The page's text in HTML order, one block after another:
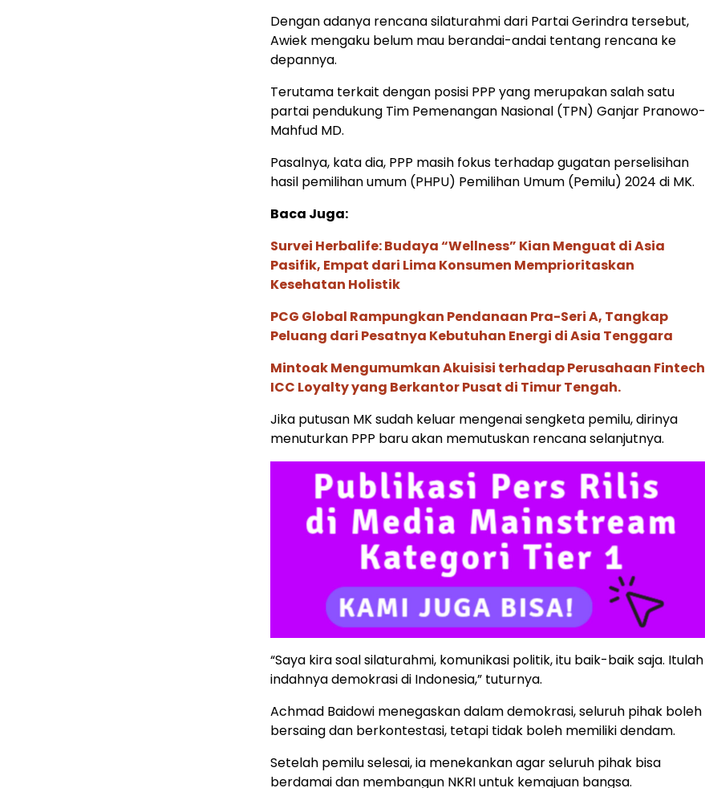
Dengan adanya rencana silaturahmi dari Partai Gerindra tersebut,
Awiek mengaku belum mau berandai-andai tentang rencana ke
depannya.
Terutama terkait dengan posisi PPP yang merupakan salah satu
partai pendukung Tim Pemenangan Nasional (TPN) Ganjar Pranowo-
Mahfud MD.
Pasalnya, kata dia, PPP masih fokus terhadap gugatan perselisihan
hasil pemilihan umum (PHPU) Pemilihan Umum (Pemilu) 2024 di MK.
Baca Juga:
Survei Herbalife: Budaya “Wellness” Kian Menguat di Asia
Pasifik, Empat dari Lima Konsumen Memprioritaskan
Kesehatan Holistik
PCG Global Rampungkan Pendanaan Pra-Seri A, Tangkap
Peluang dari Pesatnya Kebutuhan Energi di Asia Tenggara
Mintoak Mengumumkan Akuisisi terhadap Perusahaan Fintech
ICC Loyalty yang Berkantor Pusat di Timur Tengah.
Jika putusan MK sudah keluar mengenai sengketa pemilu, dirinya
menuturkan PPP baru akan memutuskan rencana selanjutnya.
“Saya kira soal silaturahmi, komunikasi politik, itu baik-baik saja. Itulah
indahnya demokrasi di Indonesia,” tuturnya.
Achmad Baidowi menegaskan dalam demokrasi, seluruh pihak boleh
bersaing dan berkontestasi, tetapi tidak boleh memiliki dendam.
Setelah pemilu selesai, ia menekankan agar seluruh pihak bisa
berdamai dan membangun NKRI untuk kemajuan bangsa.